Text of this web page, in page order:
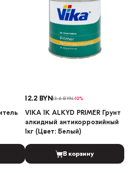
12.2 BYN13.6 BYN-10%
VIKA 1K ALKYD PRIMER Грунт
алкидный антикоррозийный
1кг (Цвет: Белый)
В корзину